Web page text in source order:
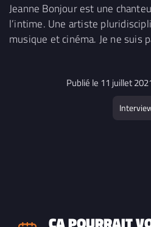
Jeanne Bonjour est une
l’intime. Une artiste
musique et cinéma. Je ne suis
Publié le 11 juillet